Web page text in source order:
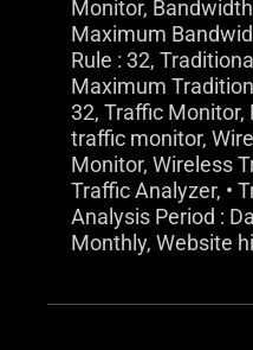
Monitor,
Maximum
Rule : 32,
Maximum
32, Traffic Monitor,
traffic monitor,
Monitor, Wireless
Traffic Analyzer, •
Analysis Period :
Monthly, Website